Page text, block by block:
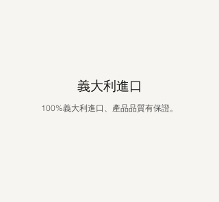
義大利進口
100%義大利進口、產品品質有保證。